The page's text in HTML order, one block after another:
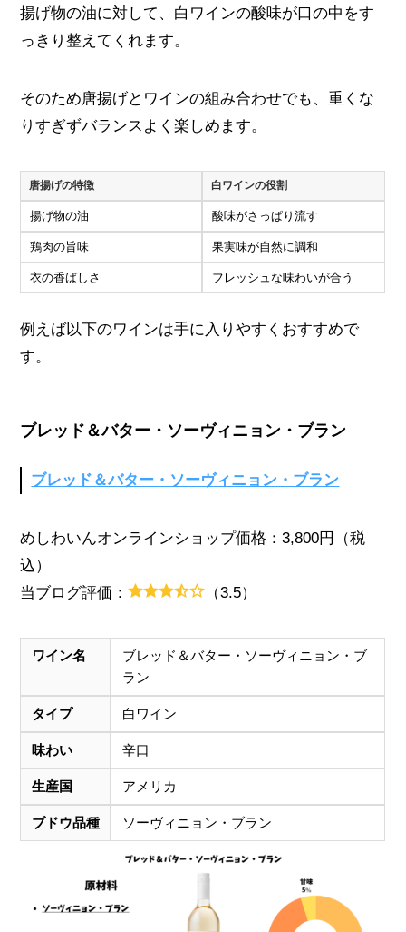
揚げ物の油に対して、白ワインの酸味が口の中をす
っきり整えてくれます。
そのため唐揚げとワインの組み合わせでも、重くな
りすぎずバランスよく楽しめます。
唐揚げの特徴 白ワインの役割
揚げ物の油 酸味がさっぱり流す
鶏肉の旨味 果実味が自然に調和
衣の香ばしさ フレッシュな味わいが合う
例えば以下のワインは手に入りやすくおすすめで
す。
ブレッド＆バター・ソーヴィニョン・ブラン
ブレッド＆バター・ソーヴィニョン・ブラン
めしわいんオンラインショップ価格：3,800円（税
込）
当ブログ評価：
（3.5）
ワイン名
ブレッド＆バター・ソーヴィニョン・ブ
ラン
タイプ 白ワイン
味わい 辛口
生産国 アメリカ
ブドウ品種 ソーヴィニョン・ブラン